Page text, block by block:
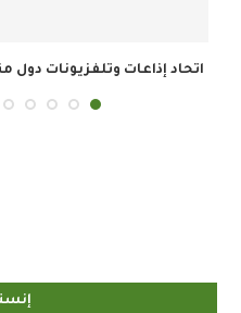
يثمن... وزارة الإعلام